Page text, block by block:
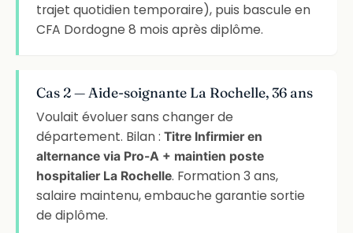
trajet quotidien temporaire), puis bascule en
CFA Dordogne 8 mois après diplôme.
Cas 2 — Aide-soignante La Rochelle, 36 ans
Voulait évoluer sans changer de
département. Bilan :Titre Infirmier en
alternance via Pro-A + maintien poste
hospitalier La Rochelle. Formation 3 ans,
salaire maintenu, embauche garantie sortie
de diplôme.